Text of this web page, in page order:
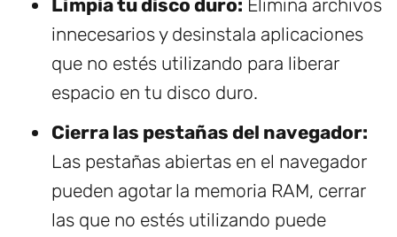
Limpia tu disco duro: Elimina archivos
innecesarios y desinstala aplicaciones
que no estés utilizando para liberar
espacio en tu disco duro.
Cierra las pestañas del navegador:
Las pestañas abiertas en el navegador
pueden agotar la memoria RAM, cerrar
las que no estés utilizando puede